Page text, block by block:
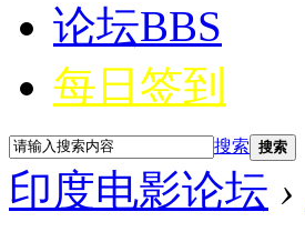
论坛BBS
每日签到
搜索 搜索
印度电影论坛 ›